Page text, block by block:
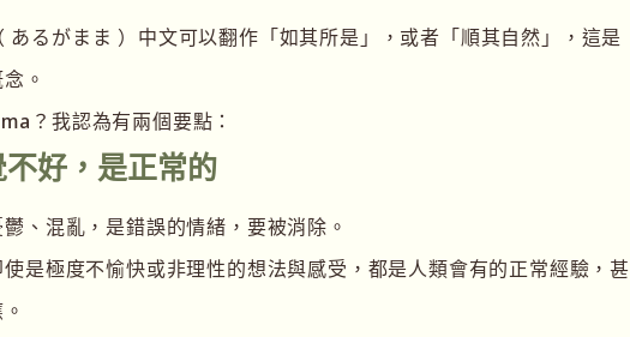
あるがまま ）中文可以翻作「如其所是」，或者「順其自然」，這是
。
？我認為有兩個要點：
好，是正常的
、混亂，是錯誤的情緒，要被消除。
是極度不愉快或非理性的想法與感受，都是人類會有的正常經驗，甚